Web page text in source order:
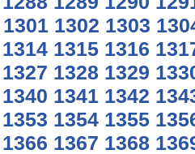
1301 1302 1303
1314 1315 1316
1327 1328 1329
1340 1341 1342
1353 1354 1355
1366 1367 1368